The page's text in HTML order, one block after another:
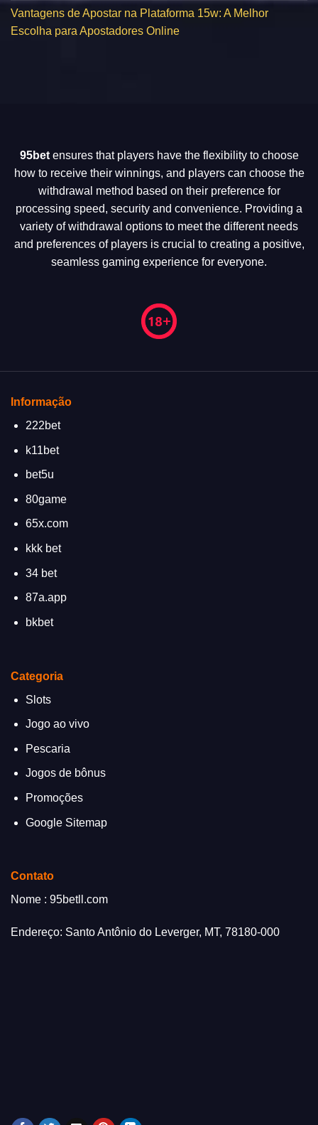
Vantagens de Apostar na Plataforma 15w: A Melhor
Escolha para Apostadores Online
95betensures that players have the flexibility to choose
how to receive their winnings, and players can choose the
withdrawal method based on their preference for
processing speed, security and convenience. Providing a
variety of withdrawal options to meet the different needs
and preferences of players is crucial to creating a positive,
seamless gaming experience for everyone.
Informação
222bet
k11bet
bet5u
80game
65x.com
kkk bet
34 bet
87a.app
bkbet
Categoria
Slots
Jogo ao vivo
Pescaria
Jogos de bônus
Promoções
Google Sitemap
Contato
Nome : 95betll.com
Endereço: Santo Antônio do Leverger, MT, 78180-000